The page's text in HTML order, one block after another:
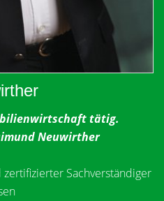
tätig.
Neuwirther
Sachverständiger